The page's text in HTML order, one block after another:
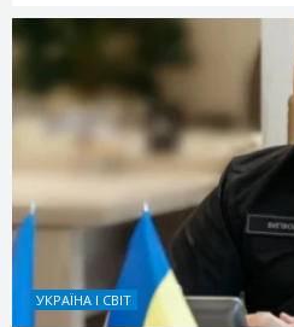
УКРАЇНА І СВІТ